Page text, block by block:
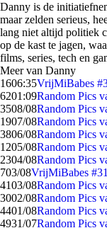
Danny is de
maar zelden serieus,
lang niet altijd politiek
op de kast te jagen,
films, series, tech en
Meer van Danny
1606:35VrijMiBabes
6201:09Random Pics
3508/08Random Pics
1907/08Random Pics
3806/08Random Pics
1205/08Random Pics
2304/08Random Pics
703/08VrijMiBabes
4103/08Random Pics
3002/08Random Pics
4401/08Random Pics
4931/07Random Pics